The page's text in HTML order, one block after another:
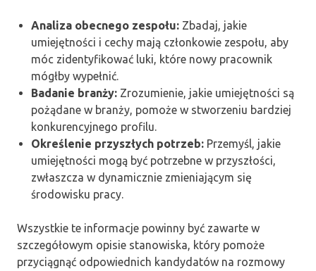
Analiza obecnego zespołu: Zbadaj, jakie
umiejętności i cechy mają członkowie zespołu, aby
móc zidentyfikować luki, które nowy pracownik
mógłby wypełnić.
Badanie branży: Zrozumienie, jakie umiejętności są
pożądane w branży, pomoże w stworzeniu bardziej
konkurencyjnego profilu.
Określenie przyszłych potrzeb: Przemyśl, jakie
umiejętności mogą być potrzebne w przyszłości,
zwłaszcza w dynamicznie zmieniającym się
środowisku pracy.
Wszystkie te informacje powinny być zawarte w
szczegółowym opisie stanowiska, który pomoże
przyciągnąć odpowiednich kandydatów na rozmowy